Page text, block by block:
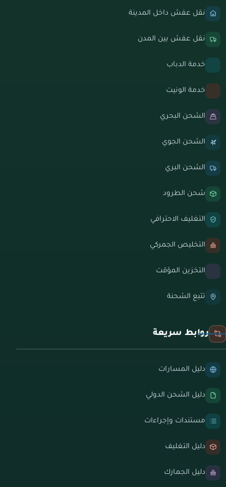
نقل عفش داخل المدينة
نقل عفش بين المدن
خدمة الدباب
خدمة الونيت
الشحن البحري
الشحن الجوي
الشحن البري
شحن الطرود
التغليف الاحترافي
التخليص الجمركي
التخزين المؤقت
تتبع الشحنة
روابط سريعة
دليل المسارات
دليل الشحن الدولي
مستندات وإجراءات
دليل التغليف
دليل الجمارك